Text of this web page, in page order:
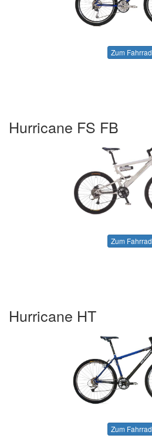
Zum Fahrrad
Hurricane FS FB
Zum Fahrrad
Hurricane HT
Zum Fahrrad